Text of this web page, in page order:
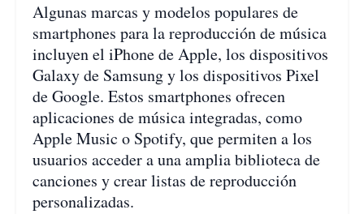
Algunas marcas y modelos populares de
smartphones para la reproducción de música
incluyen el iPhone de Apple, los dispositivos
Galaxy de Samsung y los dispositivos Pixel
de Google. Estos smartphones ofrecen
aplicaciones de música integradas, como
Apple Music o Spotify, que permiten a los
usuarios acceder a una amplia biblioteca de
canciones y crear listas de reproducción
personalizadas.